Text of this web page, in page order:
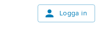
Logga in